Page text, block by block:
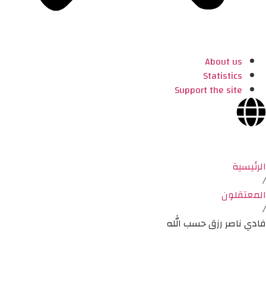
About us
Statistics
Support the site
الرئيسية
/
المعتقلون
/
فادي ناصر رزق حسب الله